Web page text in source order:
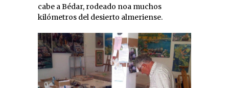
cabe a Bédar, rodeado noa muchos
kilómetros del desierto almeriense.